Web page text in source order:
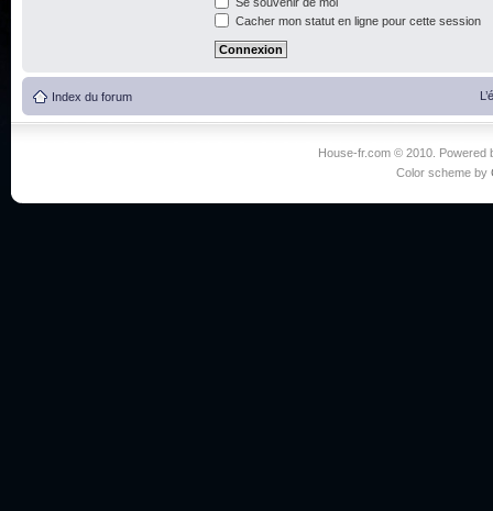
Cacher mon statut en ligne pour cette session
Index du forum
House-fr.com © 2010. Powered
Color scheme by